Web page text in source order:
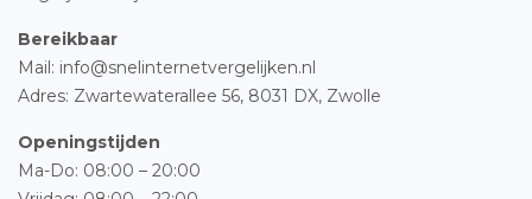
Bereikbaar
Mail: info@snelinternetvergelijken.nl
Adres: Zwartewaterallee 56, 8031 DX, Zwolle
Openingstijden
Ma-Do: 08:00 – 20:00